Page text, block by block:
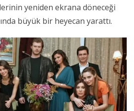
yeniden ekrana döneceği
büyük bir heyecan yarattı.